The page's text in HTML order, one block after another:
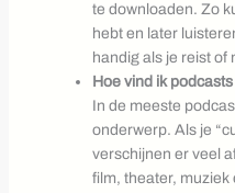
te downloaden. Zo
hebt en later
handig als je reist of
Hoe vind ik
In de meeste
onderwerp. Als je
verschijnen er veel
film, theater, muziek